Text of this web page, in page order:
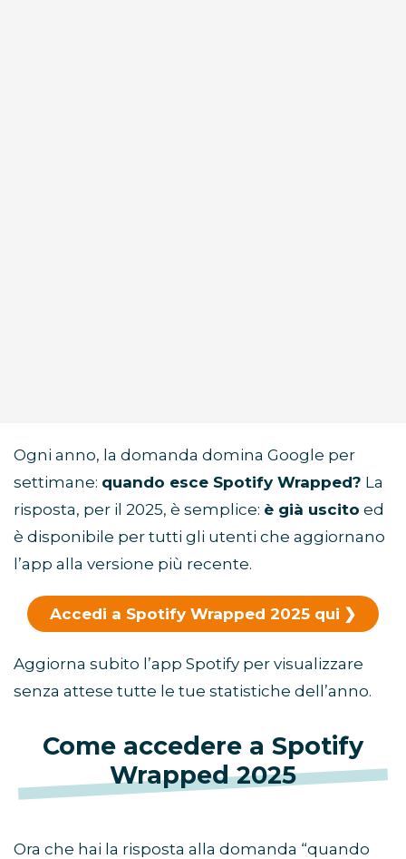
Ogni anno, la domanda domina Google per
settimane: quando esce Spotify Wrapped? La
risposta, per il 2025, è semplice: è già uscito ed
è disponibile per tutti gli utenti che aggiornano
l’app alla versione più recente.
Accedi a Spotify Wrapped 2025 qui
Aggiorna subito l’app Spotify per visualizzare
senza attese tutte le tue statistiche dell’anno.
Come accedere a Spotify
Wrapped 2025
Ora che hai la risposta alla domanda “quando